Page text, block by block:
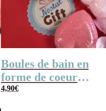
Boules de bain en
forme de coeur
x10
4,90€